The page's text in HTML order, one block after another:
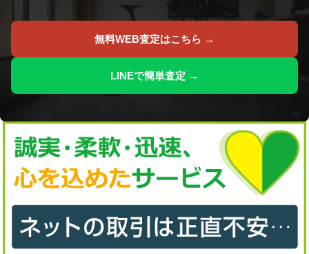
無料WEB査定はこちら →
LINEで簡単査定 →